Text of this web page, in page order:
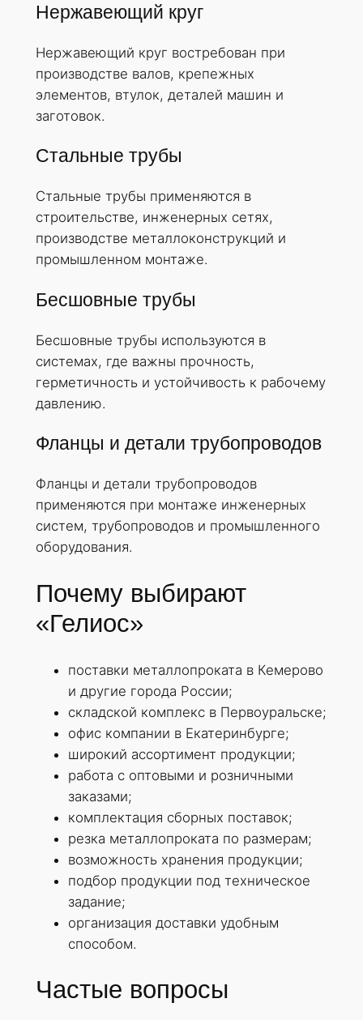
Нержавеющий круг
Нержавеющий круг востребован при
производстве валов, крепежных
элементов, втулок, деталей машин и
заготовок.
Стальные трубы
Стальные трубы применяются в
строительстве, инженерных сетях,
производстве металлоконструкций и
промышленном монтаже.
Бесшовные трубы
Бесшовные трубы используются в
системах, где важны прочность,
герметичность и устойчивость к рабочему
давлению.
Фланцы и детали трубопроводов
Фланцы и детали трубопроводов
применяются при монтаже инженерных
систем, трубопроводов и промышленного
оборудования.
Почему выбирают
«Гелиос»
поставки металлопроката в Кемерово
и другие города России;
складской комплекс в Первоуральске;
офис компании в Екатеринбурге;
широкий ассортимент продукции;
работа с оптовыми и розничными
заказами;
комплектация сборных поставок;
резка металлопроката по размерам;
возможность хранения продукции;
подбор продукции под техническое
задание;
организация доставки удобным
способом.
Частые вопросы